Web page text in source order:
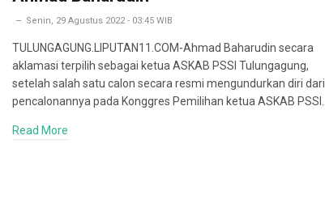
Senin, 29 Agustus 2022 - 03:45 WIB
TULUNGAGUNG.LIPUTAN11.COM-Ahmad Baharudin secara
aklamasi terpilih sebagai ketua ASKAB PSSI Tulungagung,
setelah salah satu calon secara resmi mengundurkan diri dari
pencalonannya pada Konggres Pemilihan ketua ASKAB PSSI…
Read More